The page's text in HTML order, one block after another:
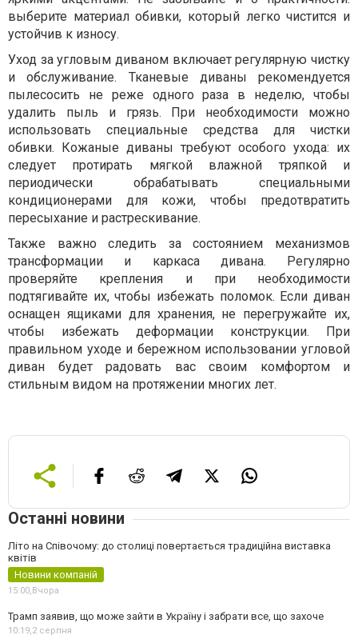
выберите материал обивки, который легко чистится и
устойчив к износу.
Уход за угловым диваном включает регулярную чистку
и обслуживание. Тканевые диваны рекомендуется
пылесосить не реже одного раза в неделю, чтобы
удалить пыль и грязь. При необходимости можно
использовать специальные средства для чистки
обивки. Кожаные диваны требуют особого ухода: их
следует протирать мягкой влажной тряпкой и
периодически обрабатывать специальными
кондиционерами для кожи, чтобы предотвратить
пересыхание и растрескивание.
Также важно следить за состоянием механизмов
трансформации и каркаса дивана. Регулярно
проверяйте крепления и при необходимости
подтягивайте их, чтобы избежать поломок. Если диван
оснащен ящиками для хранения, не перегружайте их,
чтобы избежать деформации конструкции. При
правильном уходе и бережном использовании угловой
диван будет радовать вас своим комфортом и
стильным видом на протяжении многих лет.
Останні новини
Літо на Співочому: до столиці повертається традиційна виставка
квітів
Новини компаній
15:00, Вчора
Трамп заявив, що може зайти в Україну і забрати все, що захоче
10:19,2 серпня